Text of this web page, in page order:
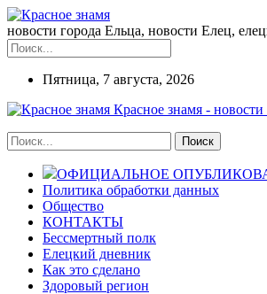
новости города Ельца, новости Елец,
Пятница, 7 августа, 2026
Красное знамя -
ОФИЦИАЛЬНОЕ
Политика обработки данных
Общество
КОНТАКТЫ
Бессмертный полк
Елецкий дневник
Как это сделано
Здоровый регион